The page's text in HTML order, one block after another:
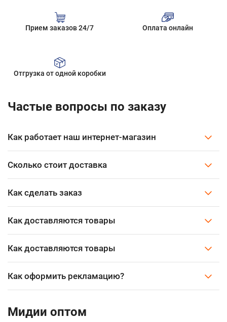
Прием заказов 24/7 Оплата онлайн
Отгрузка от одной коробки
Частые вопросы по заказу
Как работает наш интернет-магазин
Сколько стоит доставка
Как сделать заказ
Как доставляются товары
Как доставляются товары
Как оформить рекламацию?
Мидии оптом